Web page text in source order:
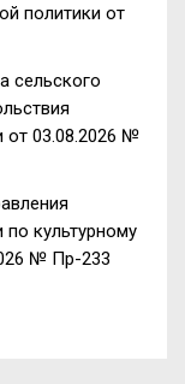
политики от
сельского
от 03.08.2026 №
культурному
№ Пр-233